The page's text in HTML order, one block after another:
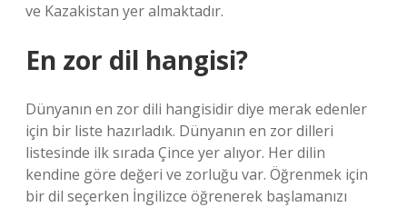
ve Kazakistan yer almaktadır.
En zor dil hangisi?
Dünyanın en zor dili hangisidir diye merak edenler
için bir liste hazırladık. Dünyanın en zor dilleri
listesinde ilk sırada Çince yer alıyor. Her dilin
kendine göre değeri ve zorluğu var. Öğrenmek için
bir dil seçerken İngilizce öğrenerek başlamanızı